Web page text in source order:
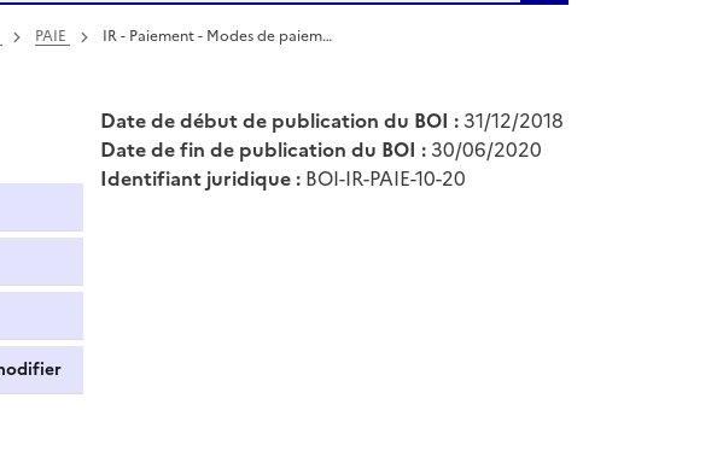
PAIE IR - Paiement - Modes de paiem…
Date de début de publication du BOI : 31/12/2018
Date de fin de publication du BOI : 30/06/2020
Identifiant juridique : BOI-IR-PAIE-10-20